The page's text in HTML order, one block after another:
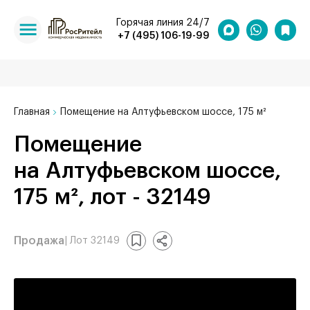
+7 (495) 106-19-99
Горячая линия 24/7
Главная Помещение на Алтуфьевском шоссе, 175 м²
Помещение
на Алтуфьевском шоссе,
175 м², лот - 32149
Продажа | Лот 32149